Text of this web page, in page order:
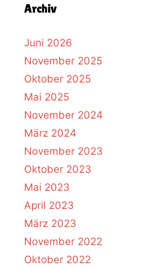
Archiv
Juni 2026
November 2025
Oktober 2025
Mai 2025
November 2024
März 2024
November 2023
Oktober 2023
Mai 2023
April 2023
März 2023
November 2022
Oktober 2022